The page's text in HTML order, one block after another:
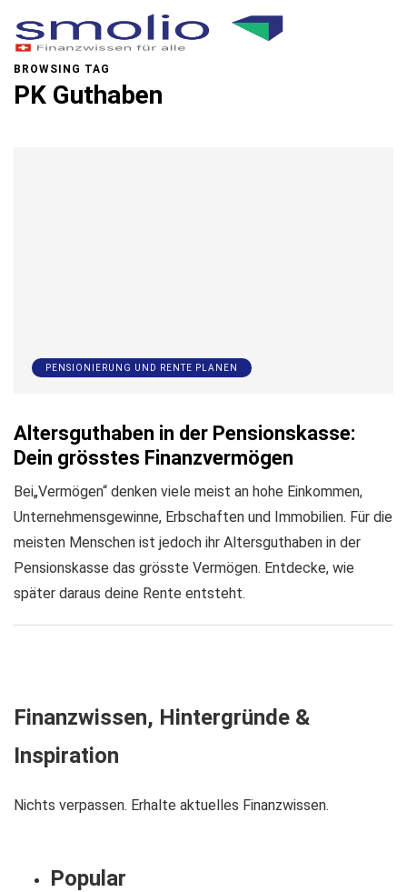
BROWSING TAG
PK Guthaben
PENSIONIERUNG UND RENTE PLANEN
Altersguthaben in der Pensionskasse:
Dein grösstes Finanzvermögen
Bei„Vermögen“ denken viele meist an hohe Einkommen,
Unternehmensgewinne, Erbschaften und Immobilien. Für die
meisten Menschen ist jedoch ihr Altersguthaben in der
Pensionskasse das grösste Vermögen. Entdecke, wie
später daraus deine Rente entsteht.
Finanzwissen, Hintergründe &
Inspiration
Nichts verpassen. Erhalte aktuelles Finanzwissen.
Popular